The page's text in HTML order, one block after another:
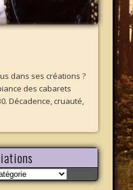
dans ses créations ?
des cabarets
Décadence, cruauté,